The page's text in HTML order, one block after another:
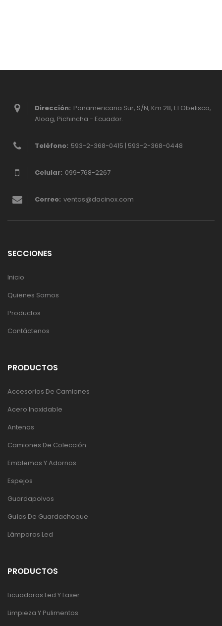
Dirección: Panamericana Sur, S/N, Km 28, El Obelisco,
Aloag, Pichincha - Ecuador.
Teléfono: 593-2-368-0415 | 593-2-368-0448
Celular: 099-768-2267
Correo: ventas@dacinox.com
SECCIONES
Inicio
Quienes Somos
Productos
Contáctenos
PRODUCTOS
Accesorios De Camiones
Acero Inoxidable
Antenas
Camiones De Colección
Emblemas Y Adornos
Espejos
Guardapolvos
Guías De Guardachoque
Lámparas Led
PRODUCTOS
Licuadoras Led Y Laser
Limpieza Y Pulimentos